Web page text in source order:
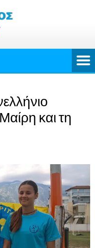
και τη